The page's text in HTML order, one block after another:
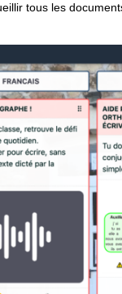
tous les